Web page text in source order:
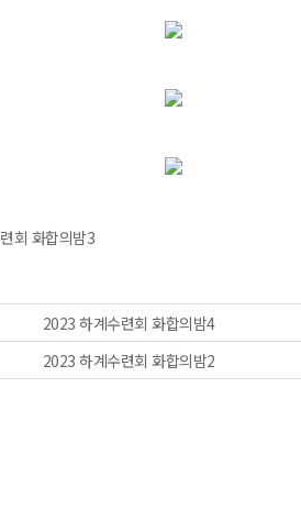
회 화합의밤3
2023 하계수련회 화합의밤4
2023 하계수련회 화합의밤2